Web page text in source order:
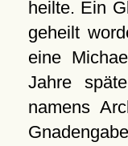
heilte. Ein
geheilt
eine
Jahre
namens